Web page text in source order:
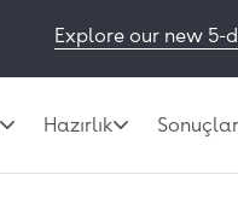
Explore our new 5-
Hazırlık Sonuçlar